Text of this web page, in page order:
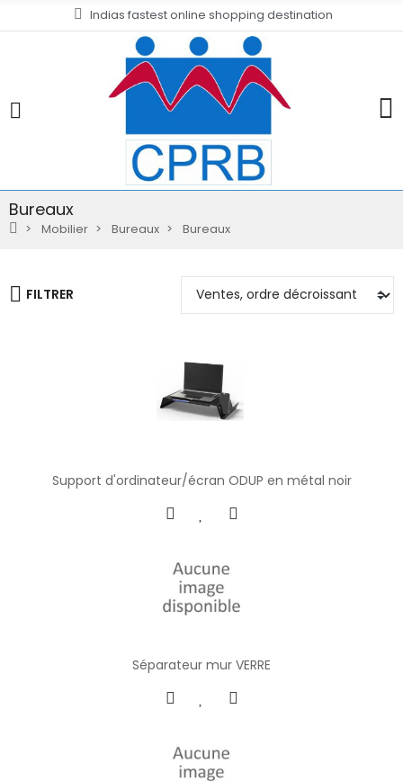
Indias fastest online shopping destination
Bureaux
Mobilier Bureaux Bureaux
FILTRER
Support d'ordinateur/écran ODUP en métal noir
Séparateur mur VERRE